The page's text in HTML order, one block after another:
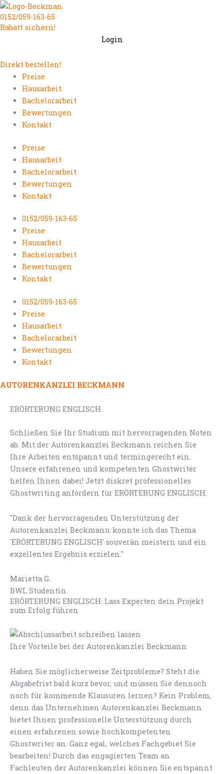
Zum
Inhalt
springen
0152/059-163-65
Rabatt sichern!
Login
Direkt bestellen!
Preise
Hausarbeit
Bachelorarbeit
Bewertungen
Kontakt
Preise
Hausarbeit
Bachelorarbeit
Bewertungen
Kontakt
0152/059-163-65
Preise
Hausarbeit
Bachelorarbeit
Bewertungen
Kontakt
0152/059-163-65
Preise
Hausarbeit
Bachelorarbeit
Bewertungen
Kontakt
AUTORENKANZLEI BECKMANN
ERÖRTERUNG ENGLISCH
Schließen Sie Ihr Studium mit hervorragenden Noten
ab. Mit der Autorenkanzlei Beckmann reichen Sie
Ihre Arbeiten entspannt und termingerecht ein.
Unsere erfahrenen und kompetenten Ghostwriter
helfen Ihnen dabei! Jetzt diskret professionelles
Ghostwriting anfordern für ERÖRTERUNG ENGLISCH.
"Dank der hervorragenden Unterstützung der
Autorenkanzlei Beckmann konnte ich das Thema
'ERÖRTERUNG ENGLISCH' souverän meistern und ein
exzellentes Ergebnis erzielen."
Marietta G.
BWL Studentin
ERÖRTERUNG ENGLISCH: Lass Experten dein Projekt
zum Erfolg führen
Ihre Vorteile bei der Autorenkanzlei Beckmann
Haben Sie möglicherweise Zeitprobleme? Steht die
Abgabefrist bald kurz bevor, und müssen Sie dennoch
noch für kommende Klausuren lernen? Kein Problem,
denn das Unternehmen Autorenkanzlei Beckmann
bietet Ihnen professionelle Unterstützung durch
einen erfahrenen sowie hochkompetenten
Ghostwriter an. Ganz egal, welches Fachgebiet Sie
bearbeiten! Durch das engagierten Team an
Fachleuten der Autorenkanzlei können Sie entspannt